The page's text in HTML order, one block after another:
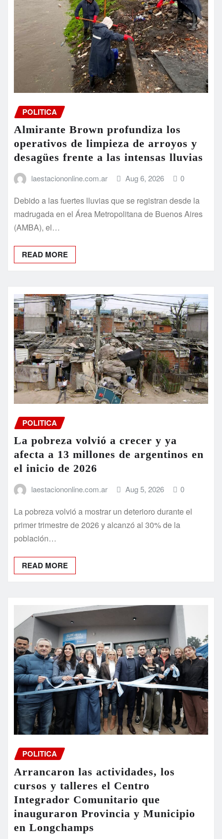
POLITICA
Almirante Brown profundiza los
operativos de limpieza de arroyos y
desagües frente a las intensas lluvias
laestaciononline.com.ar Aug 6, 2026
Debido a las fuertes lluvias que se registran desde la
madrugada en el Área Metropolitana de Buenos Aires
(AMBA), el…
READ MORE
POLITICA
La pobreza volvió a crecer y ya
afecta a 13 millones de argentinos en
el inicio de 2026
laestaciononline.com.ar Aug 5, 2026
La pobreza volvió a mostrar un deterioro durante el
primer trimestre de 2026 y alcanzó al 30% de la
población…
READ MORE
POLITICA
Arrancaron las actividades, los
cursos y talleres el Centro
Integrador Comunitario que
inauguraron Provincia y Municipio
en Longchamps
laestaciononline.com.ar Aug 5, 2026
El gobernador de la provincia de Buenos Aires, Axel